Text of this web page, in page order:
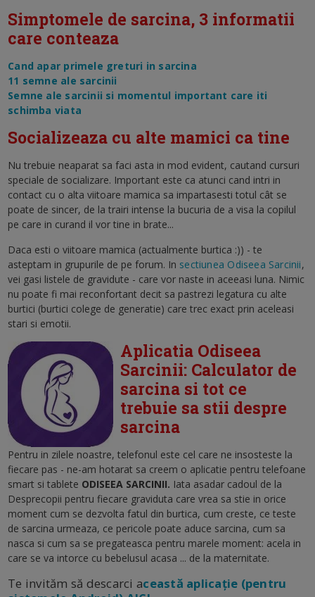
Simptomele de sarcina, 3 informatii
care conteaza
Cand apar primele greturi in sarcina
11 semne ale sarcinii
Semne ale sarcinii si momentul important care iti
schimba viata
Socializeaza cu alte mamici ca tine
Nu trebuie neaparat sa faci asta in mod evident, cautand cursuri
speciale de socializare. Important este ca atunci cand intri in
contact cu o alta viitoare mamica sa impartasesti totul cât se
poate de sincer, de la trairi intense la bucuria de a visa la copilul
pe care in curand il vor tine in brate...
Daca esti o viitoare mamica (actualmente burtica :)) - te
asteptam in grupurile de pe forum. In sectiunea Odiseea Sarcinii,
vei gasi listele de gravidute - care vor naste in aceeasi luna. Nimic
nu poate fi mai reconfortant decit sa pastrezi legatura cu alte
burtici (burtici colege de generatie) care trec exact prin aceleasi
stari si emotii.
Aplicatia Odiseea
Sarcinii: Calculator de
sarcina si tot ce
trebuie sa stii despre
sarcina
Pentru in zilele noastre, telefonul este cel care ne insosteste la
fiecare pas - ne-am hotarat sa creem o aplicatie pentru telefoane
smart si tablete ODISEEA SARCINII. Iata asadar cadoul de la
Desprecopii pentru fiecare graviduta care vrea sa stie in orice
moment cum se dezvolta fatul din burtica, cum creste, ce teste
de sarcina urmeaza, ce pericole poate aduce sarcina, cum sa
nasca si cum sa se pregateasca pentru marele moment: acela in
care se va intorce cu bebelusul acasa ... de la maternitate.
Te invităm să descarci această aplicație (pentru